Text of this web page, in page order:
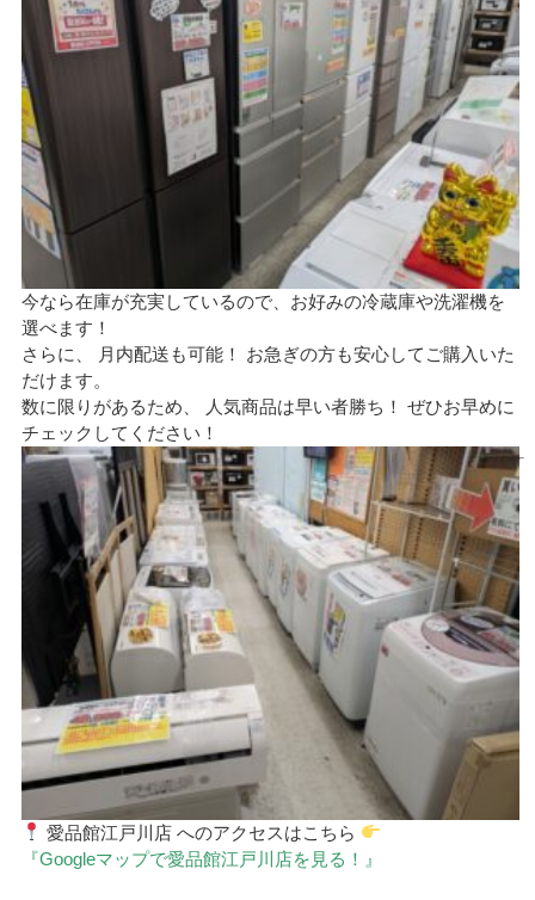
今なら在庫が充実しているので、お好みの冷蔵庫や洗濯機を
選べます！
さらに、 月内配送も可能！ お急ぎの方も安心してご購入いた
だけます。
数に限りがあるため、 人気商品は早い者勝ち！ ぜひお早めに
チェックしてください！
愛品館江戸川店 へのアクセスはこちら
『Googleマップで愛品館江戸川店を見る！』